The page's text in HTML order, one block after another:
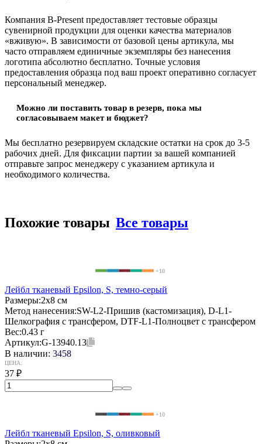
Компания B-Present предоставляет тестовые образцы
сувенирной продукции для оценки качества материалов
«вживую». В зависимости от базовой цены артикула, мы
часто отправляем единичные экземпляры без нанесения
логотипа абсолютно бесплатно. Точные условия
предоставления образца под ваш проект оперативно согласует
персональный менеджер.
Можно ли поставить товар в резерв, пока мы
согласовываем макет и бюджет?
Мы бесплатно резервируем складские остатки на срок до 3-5
рабочих дней. Для фиксации партии за вашей компанией
отправьте запрос менеджеру с указанием артикула и
необходимого количества.
Похожие товары Все товары
+10
Лейбл тканевый Epsilon, S, темно-серый
Размеры:2х8 см
Метод нанесения:SW-L2-Пришив (кастомизация), D-L1-
Шелкография с трансфером, DTF-L1-Полноцвет с трансфером
Вес:0.43 г
Артикул:G-13940.13
В наличии: 3458
ЦЕНА:
37 ₽
+10
Лейбл тканевый Epsilon, S, оливковый